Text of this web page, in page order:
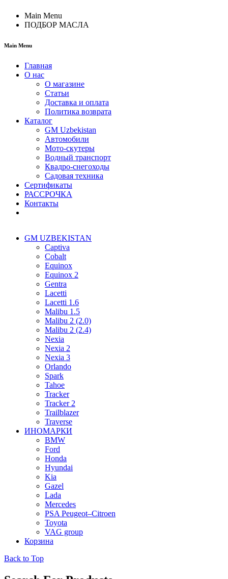
Main Menu
ПОДБОР МАСЛА
Main Menu
Главная
О нас
О магазине
Статьи
Доставка и оплата
Политика возврата
Каталог
GM Uzbekistan
Автомобили
Мото-скутеры
Водный транспорт
Квадро-снегоходы
Садовая техника
Сертификаты
РАССРОЧКА
Контакты
GM UZBEKISTAN
Captiva
Cobalt
Equinox
Equinox 2
Gentra
Lacetti
Lacetti 1.6
Malibu 1.5
Malibu 2 (2.0)
Malibu 2 (2.4)
Nexia
Nexia 2
Nexia 3
Orlando
Spark
Tahoe
Tracker
Tracker 2
Trailblazer
Traverse
ИНОМАРКИ
BMW
Ford
Honda
Hyundai
Kia
Gazel
Lada
Mercedes
PSA Peugeot–Citroen
Toyota
VAG group
Корзина
Back to Top